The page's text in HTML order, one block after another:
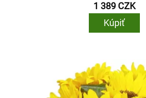
1 389 CZK
Kúpiť